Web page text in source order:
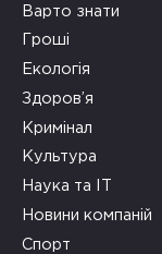
Варто знати
Гроші
Екологія
Здоров’я
Кримінал
Культура
Наука та ІТ
Новини компаній
Спорт